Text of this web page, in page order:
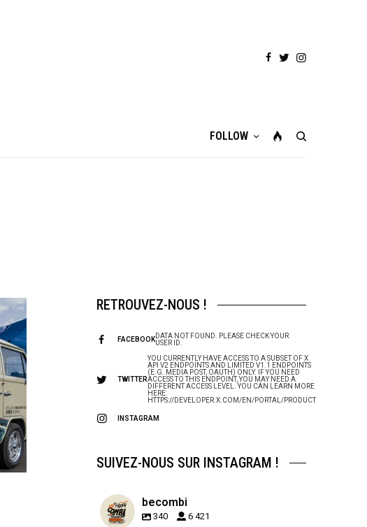
FOLLOW
RETROUVEZ-NOUS !
FACEBOOKDATA NOT FOUND. PLEASE CHECK YOUR
USER ID.
TWITTER
YOU CURRENTLY HAVE ACCESS TO A SUBSET OF X
API V2 ENDPOINTS AND LIMITED V1.1 ENDPOINTS
(E.G. MEDIA POST, OAUTH) ONLY. IF YOU NEED
ACCESS TO THIS ENDPOINT, YOU MAY NEED A
DIFFERENT ACCESS LEVEL. YOU CAN LEARN MORE
HERE:
HTTPS://DEVELOPER.X.COM/EN/PORTAL/PRODUCT
INSTAGRAM
SUIVEZ-NOUS SUR INSTAGRAM !
becombi
340 6 421